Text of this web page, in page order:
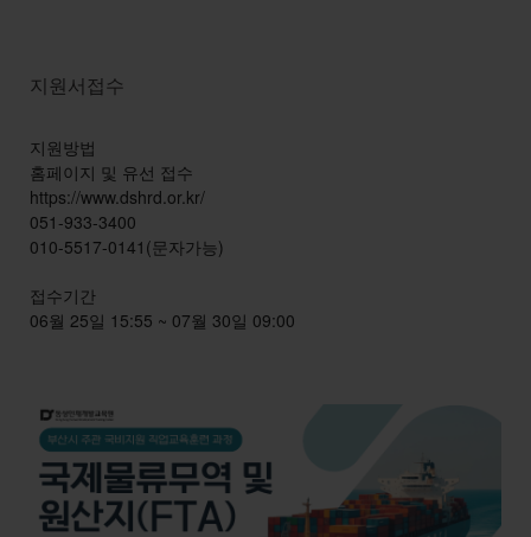
지원서접수
지원방법
홈페이지 및 유선 접수
https://www.dshrd.or.kr/
051-933-3400
010-5517-0141(문자가능)
접수기간
06월 25일 15:55 ~ 07월 30일 09:00